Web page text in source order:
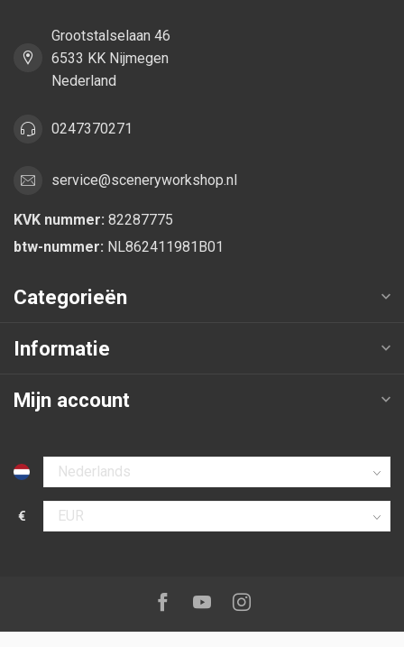
Grootstalselaan 46
6533 KK Nijmegen
Nederland
0247370271
service@sceneryworkshop.nl
KVK nummer: 82287775
btw-nummer: NL862411981B01
Categorieën
Informatie
Mijn account
Selecteer taal
€
Selecteer valuta
Volg ons op:Facebook
YoutubeInstagram